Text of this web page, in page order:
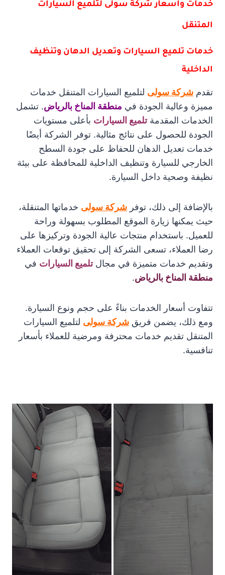
خدمات وأسعار شركة سولى لتلميع السيارات
المتنقل
خدمات تلميع السيارات وتعديل الدهان وتنظيف
الداخلية
تقدم شركة سولى لتلميع السيارات المتنقل خدمات
مميزة وعالية الجودة في منطقة المناخ بالرياض. تشمل
الخدمات المقدمةتلميع السيارات بأعلى مستويات
الجودة للحصول على نتائج مثالية. توفر الشركة أيضًا
خدمات تعديل الدهان للحفاظ على جودة السطح
الخارجي للسيارة وتنظيف الداخلية للمحافظة على بيئة
نظيفة وصحية داخل السيارة.
بالإضافة إلى ذلك، توفر شركة سولى خدماتها المتنقلة،
حيث يمكنها زيارة الموقع المطلوب بسهولة وراحة
للعميل. باستخدام منتجات عالية الجودة وتركيزها على
رضا العملاء، تسعى الشركة إلى تحقيق توقعات العملاء
وتقديم خدمات متميزة في مجالتلميع السيارات في
منطقة المناخ بالرياض.
تتفاوت أسعار الخدمات بناءً على حجم ونوع السيارة.
ومع ذلك، يضمن فريق شركة سولى لتلميع السيارات
المتنقل تقديم خدمات محترفة ومرضية للعملاء بأسعار
تنافسية.